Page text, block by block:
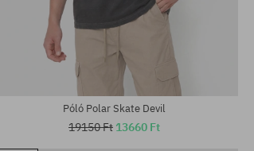
Elérhető méretek:
Póló Polar Skate Devil
19150 Ft 13660 Ft